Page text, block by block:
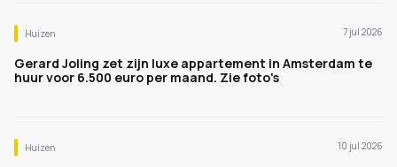
Huizen 7 jul 2026
Gerard Joling zet zijn luxe appartement in Amsterdam te
huur voor 6.500 euro per maand. Zie foto's
Huizen 10 jul 2026